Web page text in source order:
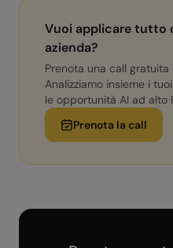
Vuoi applicare tutto
azienda?
Prenota una call
Analizziamo insieme i
le opportunità AI ad alto
Prenota la call